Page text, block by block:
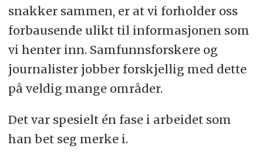
snakker sammen, er at vi forholder oss
forbausende ulikt til informasjonen som
vi henter inn. Samfunnsforskere og
journalister jobber forskjellig med dette
på veldig mange områder.
Det var spesielt én fase i arbeidet som
han bet seg merke i.